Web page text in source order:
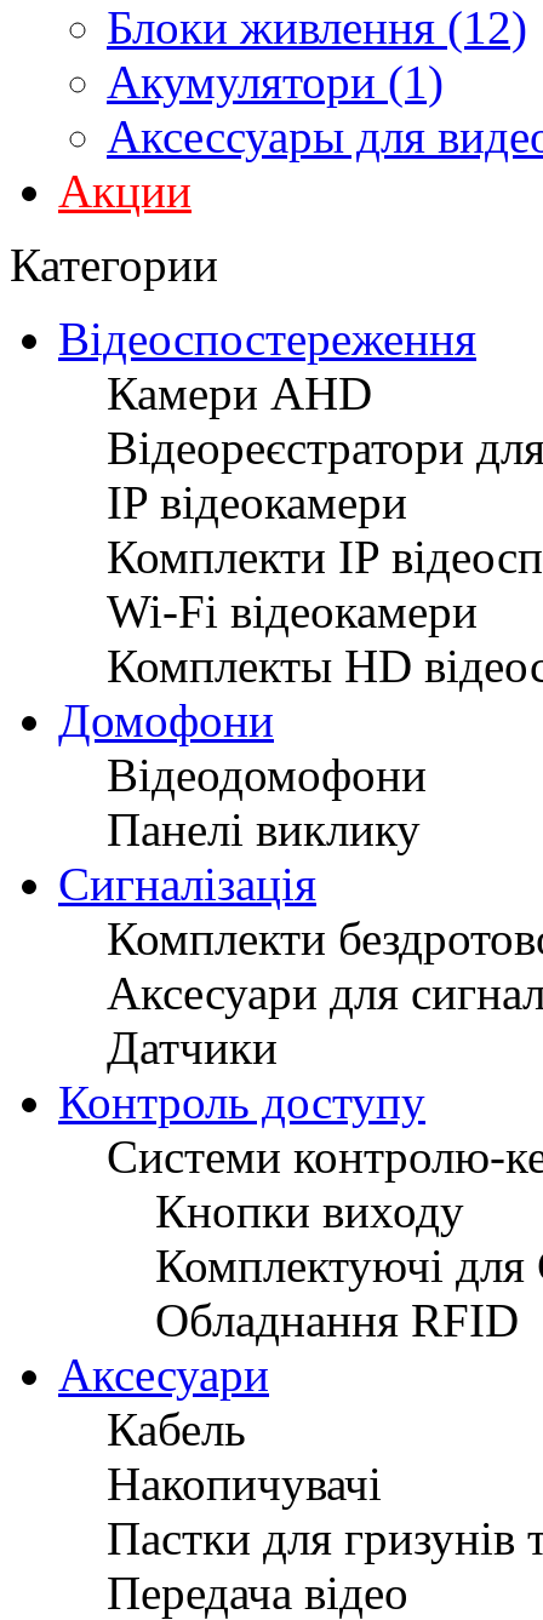
Блоки живлення (12)
Акумулятори (1)
Аксессуары для
Акции
Категории
Відеоспостереження
Камери AHD
Відеореєстратори
IP відеокамери
Комплекти IP
Wi-Fi відеокамери
Комплекты HD
Домофони
Відеодомофони
Панелі виклику
Сигналізація
Комплекти
Аксесуари для
Датчики
Контроль доступу
Системи контролю-
Кнопки виходу
Комплектуючі
Обладнання RFID
Аксесуари
Кабель
Накопичувачі
Пастки для гризунів
Передача відео